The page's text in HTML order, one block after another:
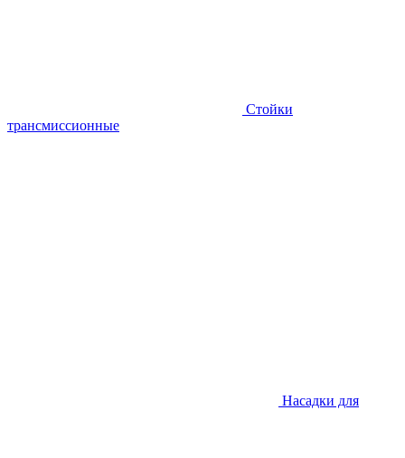
Стойки
трансмиссионные
Насадки для